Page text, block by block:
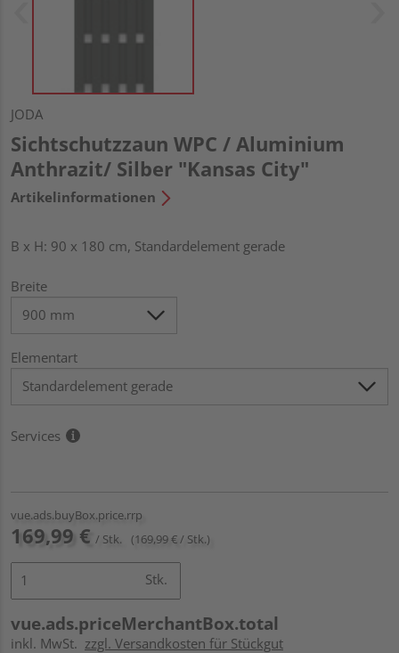
JODA
Sichtschutzzaun WPC / Aluminium
Anthrazit/ Silber "Kansas City"
Artikelinformationen
B x H: 90 x 180 cm, Standardelement gerade
Breite
Elementart
Services
vue.ads.buyBox.price.rrp
169,99 € / Stk. (169,99 € / Stk.)
Stk.
vue.ads.priceMerchantBox.total
inkl. MwSt. zzgl. Versandkosten für Stückgut